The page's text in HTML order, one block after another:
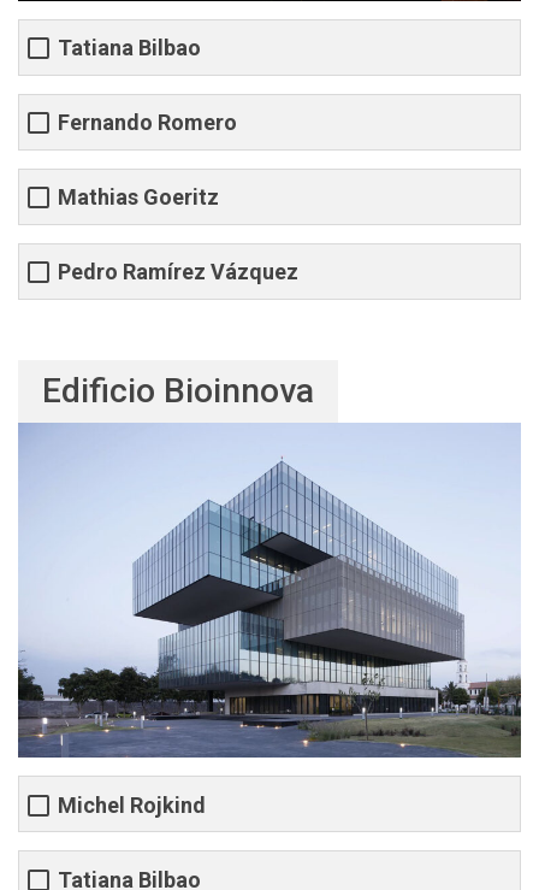
Tatiana Bilbao
Fernando Romero
Mathias Goeritz
Pedro Ramírez Vázquez
Edificio Bioinnova
Michel Rojkind
Tatiana Bilbao